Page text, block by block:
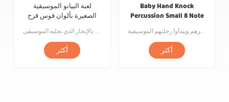
لعبة البيانو الموسيقية
الصغيرة بألوان قوس قزح
بيانو سيارة صغيرة هي لعبة أطفال إبداعية ، فهي تجمع عناصر قطعة البيانو المعدنية والسيارة الصغيرة ، ولا يمكن استخدامها فقط كسيارة لعبة ، بل يمكنها أيضًا صنع موسيقى نقية وممتعة. لا تساعد هذه اللعبة الموسيقية التي لا حول لها ولا قوة الأطفال على تنمية الاهتمام بالموسيقى فحسب ، بل تساعد أيضًا على التنسيق والانتباه بين اليد والعين. قطع بيانو السيارة مصنوعة من الفولاذ عالي الجودة ومعالجتها وضبطها بدقة بحيث يكون لكل قطعة نغمة ونغمة فريدة خاصة بها. من خلال الضغط على المقطوعات ، يمكن للأطفال تشغيل أغانيهم أو تنسيقاتهم المفضلة والاستمتاع بالمتعة والشعور بالإنجاز الذي تجلبه الموسيقى.
أكثر
Baby Hand Knock
Percussion Small 8 Note
لعبة البيانو
نقدم لك هذا البيانو الجسر الصغير الجميل بألوان قوس قزح. الجسم مصنوع من مواد صديقة للبيئة ومطلي بطلاء ورنيش بألوان قوس قزح ، مما يمنح الجسم إحساسًا فنيًا نابضًا بالحياة. تم تصميم المفاتيح بمفاتيح فولاذية عالية الجودة ، وهي مريحة للمس وتتميز بجودة صوت واضحة وممتعة. يمكن للأطفال أن يشعروا بالسعادة والدفء أثناء تعلم الموسيقى. بالإضافة إلى ذلك ، فهي مناسبة للأطفال من مختلف الأعمار. دع الأطفال يطورون اهتماماتهم الموسيقية منذ صغرهم ويبدأوا رحلتهم الموسيقية!
أكثر